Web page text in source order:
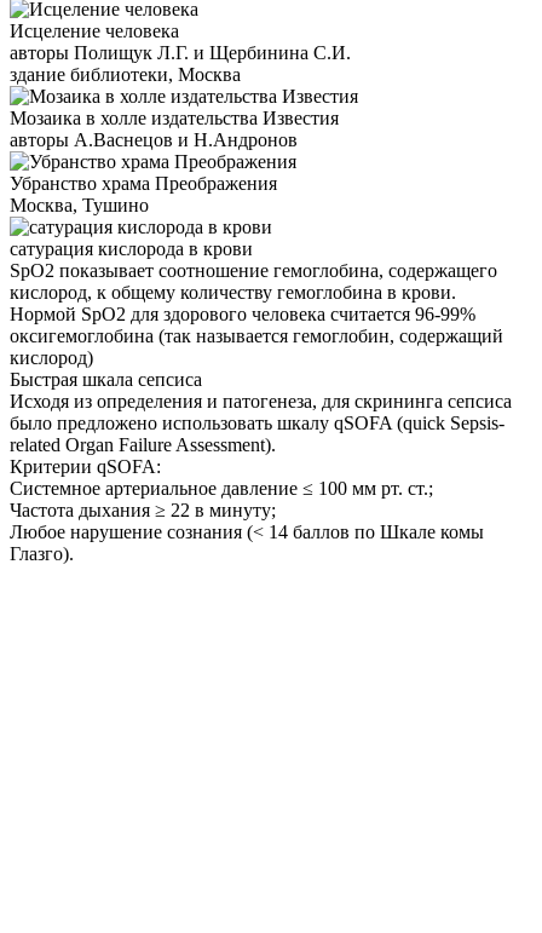
Исцеление человека
авторы Полищук Л.Г. и Щербинина С.И.
здание библиотеки, Москва
Мозаика в холле издательства Известия
авторы А.Васнецов и Н.Андронов
Убранство храма Преображения
Москва, Тушино
сатурация кислорода в крови
SpO2 показывает соотношение гемоглобина, содержащего
кислород, к общему количеству гемоглобина в крови.
Нормой SpO2 для здорового человека считается 96-99%
оксигемоглобина (так называется гемоглобин, содержащий
кислород)
Быстрая шкала сепсиса
Исходя из определения и патогенеза, для скрининга сепсиса
было предложено использовать шкалу qSOFA (quick Sepsis-
related Organ Failure Assessment).
Критерии qSOFA:
Системное артериальное давление ≤ 100 мм рт. ст.;
Частота дыхания ≥ 22 в минуту;
Любое нарушение сознания (< 14 баллов по Шкале комы
Глазго).